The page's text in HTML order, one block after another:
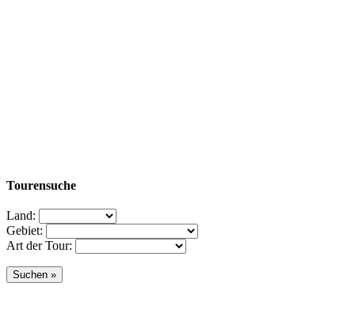
Tourensuche
Land:
Gebiet:
Art der Tour: